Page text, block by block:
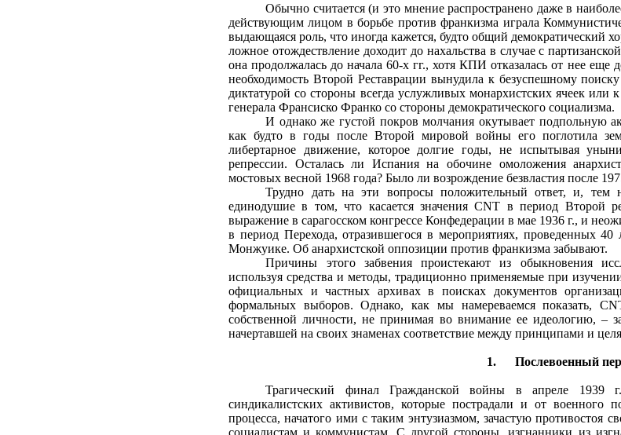
Обычно считается (и это мнение распространено даже в
действующим лицом в борьбе против франкизма играла
выдающаяся роль, что иногда кажется, будто общий демократический
ложное отождествление доходит до нахальства в случае с
она продолжалась до начала 60-х гг., хотя КПИ отказалась от нее
необходимость Второй Реставрации вынудила к безуспешному
диктатурой со стороны всегда услужливых монархистских ячеек
генерала Франсиско Франко со стороны демократического социализма.
И однако же густой покров молчания окутывает подпольную
как будто в годы после Второй мировой войны его поглотила
либертарное движение, которое долгие годы, не испытывая
репрессии. Осталась ли Испания на обочине омоложения
мостовых весной 1968 года? Было ли возрождение безвластия после
Трудно дать на эти вопросы положительный ответ, и, тем
единодушие в том, что касается значения CNT в период Второй
выражение в сарагосском конгрессе Конфедерации в мае 1936 г., и
в период Перехода, отразившегося в мероприятиях, проведенных 40
Монжуике. Об анархистской оппозиции против франкизма забывают.
Причины этого забвения проистекают из обыкновения
используя средства и методы, традиционно применяемые при
официальных и частных архивах в поисках документов
формальных выборов. Однако, как мы намереваемся показать,
собственной личности, не принимая во внимание ее идеологию, –
начертавшей на своих знаменах соответствие между принципами и
1. Послевоенный
Трагический финал Гражданской войны в апреле 1939
синдикалистских активистов, которые пострадали и от военного
процесса, начатого ими с таким энтузиазмом, зачастую противостоя
социалистам и коммунистам. С другой стороны, изгнанники из